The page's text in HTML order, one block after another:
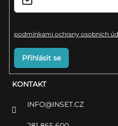
KONTAKT
INFO@INSET.CZ
podmínkami ochrany osobních
Přihlásit se